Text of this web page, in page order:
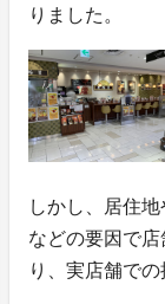
りました。
しかし、居住
などの要因で
り、実店舗での